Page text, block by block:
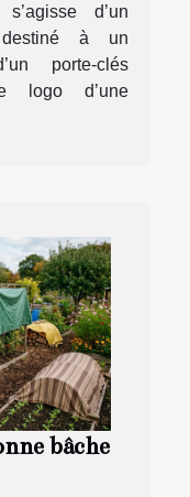
d’un
destiné à un
porte-clés
logo d’une
bâche